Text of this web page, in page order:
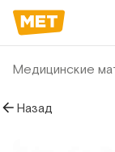
Медицинские
Назад